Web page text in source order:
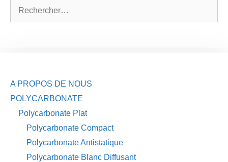
A PROPOS DE NOUS
POLYCARBONATE
Polycarbonate Plat
Polycarbonate Compact
Polycarbonate Antistatique
Polycarbonate Blanc Diffusant